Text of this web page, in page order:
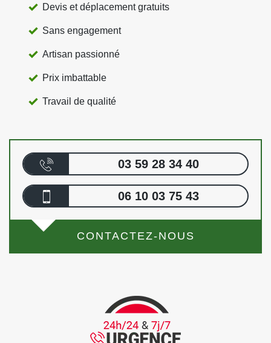
Devis et déplacement gratuits
Sans engagement
Artisan passionné
Prix imbattable
Travail de qualité
03 59 28 34 40
06 10 03 75 43
CONTACTEZ-NOUS